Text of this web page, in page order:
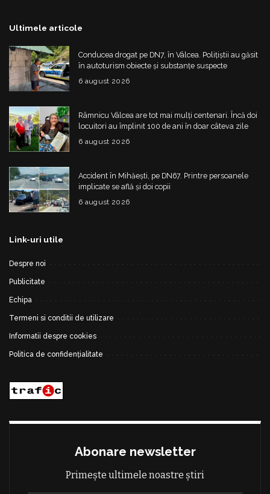
Ultimele articole
Conducea drogat pe DN7, în Vâlcea. Polițiștii au găsit
în autoturism obiecte și substanțe suspecte
6 august 2026
Râmnicu Vâlcea are tot mai mulți centenari. Încă doi
locuitori au împlinit 100 de ani în doar câteva zile
6 august 2026
Accident în Mihăești, pe DN67. Printre persoanele
implicate se află și doi copii
6 august 2026
Link-uri utile
Despre noi
Publicitate
Echipa
Termeni si conditii de utilizare
Informatii despre cookies
Politica de confidențialitate
Abonare newsletter
Primește ultimele noastre știri